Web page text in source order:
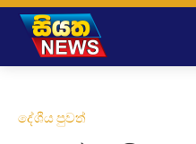
දේශීය පුවත්